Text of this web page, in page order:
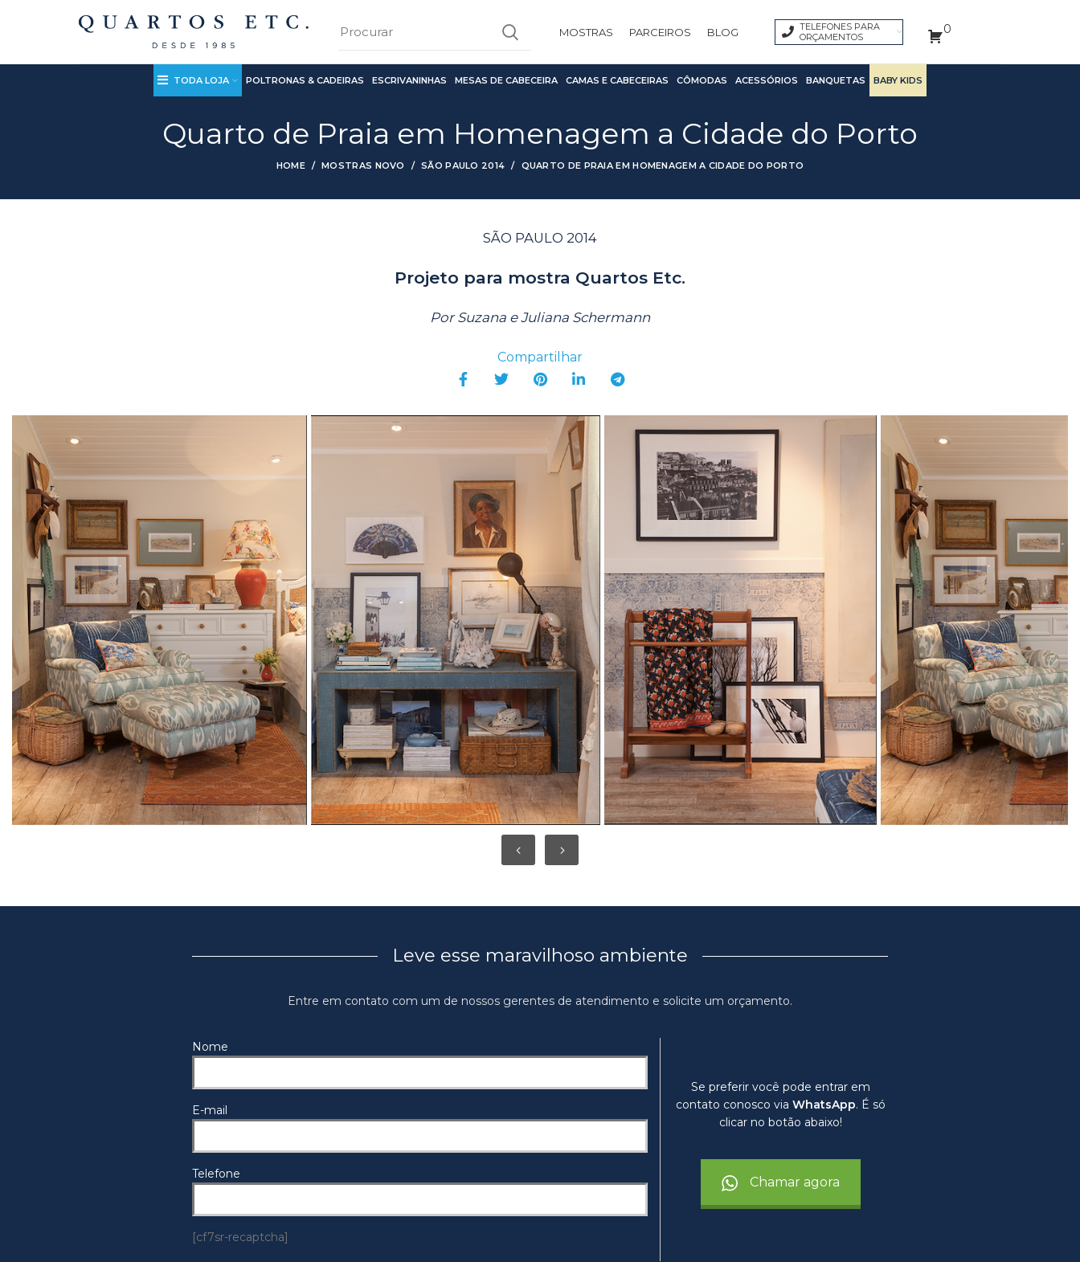
MOSTRAS PARCEIROS BLOG
TELEFONES PARA
ORÇAMENTOS
0
TODA LOJA POLTRONAS & CADEIRAS ESCRIVANINHAS MESAS DE CABECEIRA CAMAS E CABECEIRAS CÔMODAS ACESSÓRIOS BANQUETAS BABY KIDS
Quarto de Praia em Homenagem a Cidade do Porto
HOME MOSTRAS NOVO SÃO PAULO 2014 QUARTO DE PRAIA EM HOMENAGEM A CIDADE DO PORTO
SÃO PAULO 2014
Projeto para mostra Quartos Etc.
Por Suzana e Juliana Schermann
Leve esse maravilhoso ambiente
Entre em contato com um de nossos gerentes de atendimento e solicite um orçamento.
Nome
E-mail
Telefone
[cf7sr-recaptcha]
Se preferir você pode entrar em
contato conosco via WhatsApp. É só
clicar no botão abaixo!
Chamar agora